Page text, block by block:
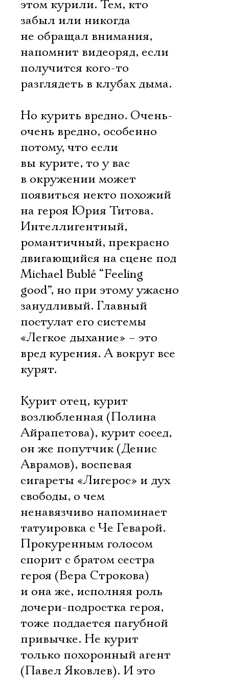
этом курили. Тем, кто
забыл или никогда
не обращал внимания,
напомнит видеоряд, если
получится кого-то
разглядеть в клубах дыма.
Но курить вредно. Очень-
очень вредно, особенно
потому, что если
вы курите, то у вас
в окружении может
появиться некто похожий
на героя Юрия Титова.
Интеллигентный,
романтичный, прекрасно
двигающийся на сцене под
Michael Bublé “Feeling
good”, но при этому ужасно
занудливый. Главный
постулат его системы
«Легкое дыхание» – это
вред курения. А вокруг все
курят.
Курит отец, курит
возлюбленная (Полина
Айрапетова), курит сосед,
он же попутчик (Денис
Аврамов), воспевая
сигареты «Лигерос» и дух
свободы, о чем
ненавязчиво напоминает
татуировка с Че Геварой.
Прокуренным голосом
спорит с братом сестра
героя (Вера Строкова)
и она же, исполняя роль
дочери-подростка героя,
тоже поддается пагубной
привычке. Не курит
только похоронный агент
(Павел Яковлев). И это
Электропочта
Ознакомиться